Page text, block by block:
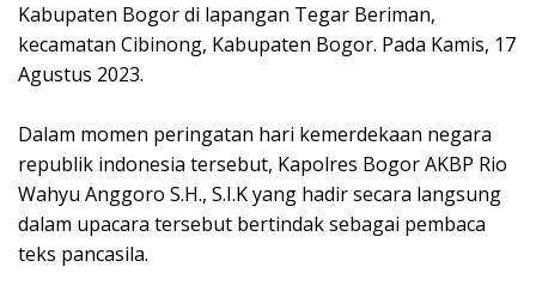
Kabupaten Bogor di lapangan Tegar Beriman,
kecamatan Cibinong, Kabupaten Bogor. Pada Kamis, 17
Agustus 2023.
Dalam momen peringatan hari kemerdekaan negara
republik indonesia tersebut, Kapolres Bogor AKBP Rio
Wahyu Anggoro S.H., S.I.K yang hadir secara langsung
dalam upacara tersebut bertindak sebagai pembaca
teks pancasila.